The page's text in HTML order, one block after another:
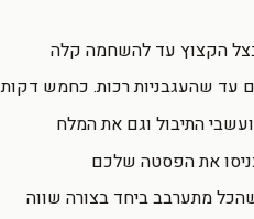
הקצוץ עד להשחמה קלה
עד שהעגבניות רכות. כחמש דקות
התיבול וגם את המלח
את הפסטה שלכם
מתערבב ביחד בצורה שווה